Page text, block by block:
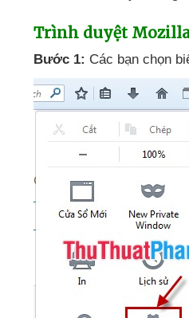
Trình duyệt
Bước 1: Các bạn chọn